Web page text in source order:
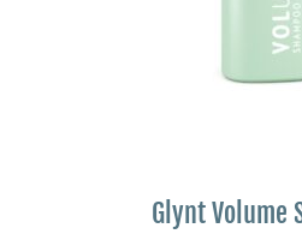
Glynt Volume